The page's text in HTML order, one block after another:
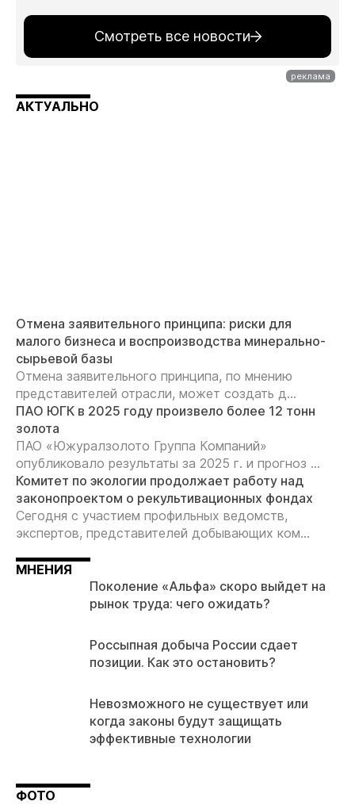
Смотреть все новости
АКТУАЛЬНО
Отмена заявительного принципа: риски для
малого бизнеса и воспроизводства минерально-
сырьевой базы
Отмена заявительного принципа, по мнению
представителей отрасли, может создать д...
ПАО ЮГК в 2025 году произвело более 12 тонн
золота
ПАО «Южуралзолото Группа Компаний»
опубликовало результаты за 2025 г. и прогноз ...
Комитет по экологии продолжает работу над
законопроектом о рекультивационных фондах
Сегодня с участием профильных ведомств,
экспертов, представителей добывающих ком...
МНЕНИЯ
Поколение «Альфа» скоро выйдет на
рынок труда: чего ожидать?
Россыпная добыча России сдает
позиции. Как это остановить?
Невозможного не существует или
когда законы будут защищать
эффективные технологии
ФОТО